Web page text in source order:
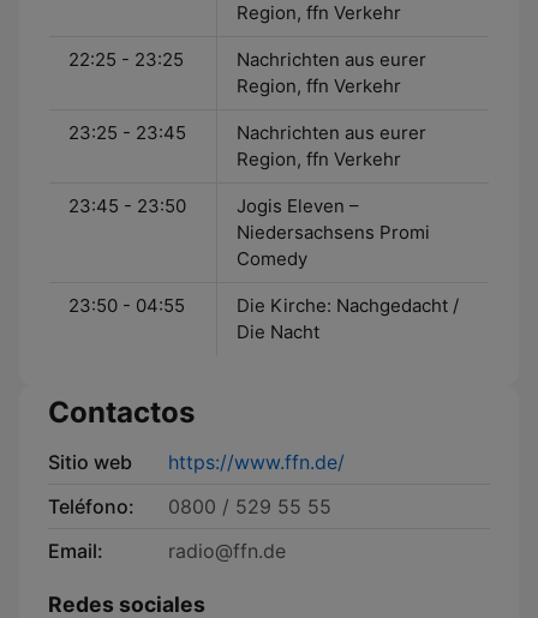
Region, ffn Verkehr
22:25 - 23:25
Nachrichten aus eurer
Region, ffn Verkehr
23:25 - 23:45
Nachrichten aus eurer
Region, ffn Verkehr
23:45 - 23:50
Jogis Eleven –
Niedersachsens Promi
Comedy
23:50 - 04:55
Die Kirche: Nachgedacht /
Die Nacht
Contactos
Sitio web
https://www.ffn.de/
Teléfono:
0800 / 529 55 55
Email:
radio@ffn.de
Redes sociales